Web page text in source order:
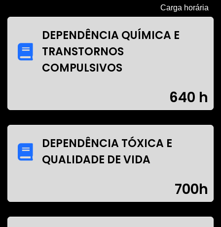
Carga horária
DEPENDÊNCIA QUÍMICA E
TRANSTORNOS
COMPULSIVOS
640 h
DEPENDÊNCIA TÓXICA E
QUALIDADE DE VIDA
700h